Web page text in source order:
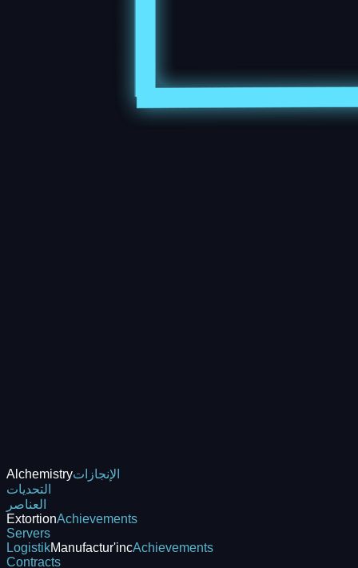
Alchemistryالإنجازات
التحديات
العناصر
ExtortionAchievements
Servers
LogistikManufactur'incAchievements
Contracts